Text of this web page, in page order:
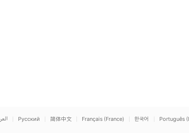
Русский 简体中文 Français (France) 한국어 Português